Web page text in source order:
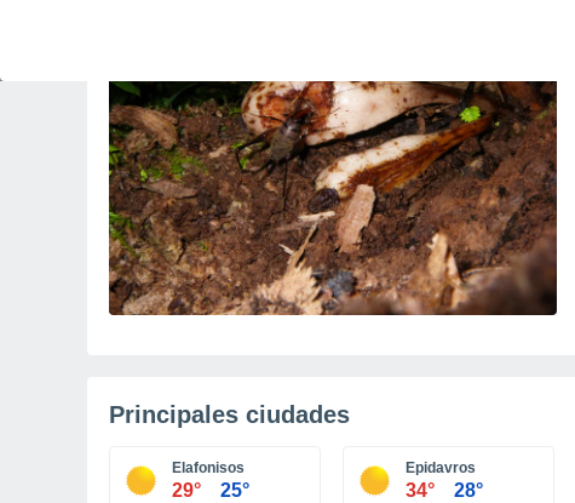
Principales ciudades
Elafonisos
29° 25°
Epidavros
34° 28°